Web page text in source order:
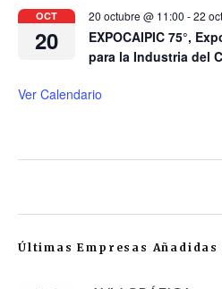
OCT
20
20 octubre @ 11:00 -22
EXPOCAIPIC 75°,
para la Industria del
Ver Calendario
Últimas Empresas Añadidas